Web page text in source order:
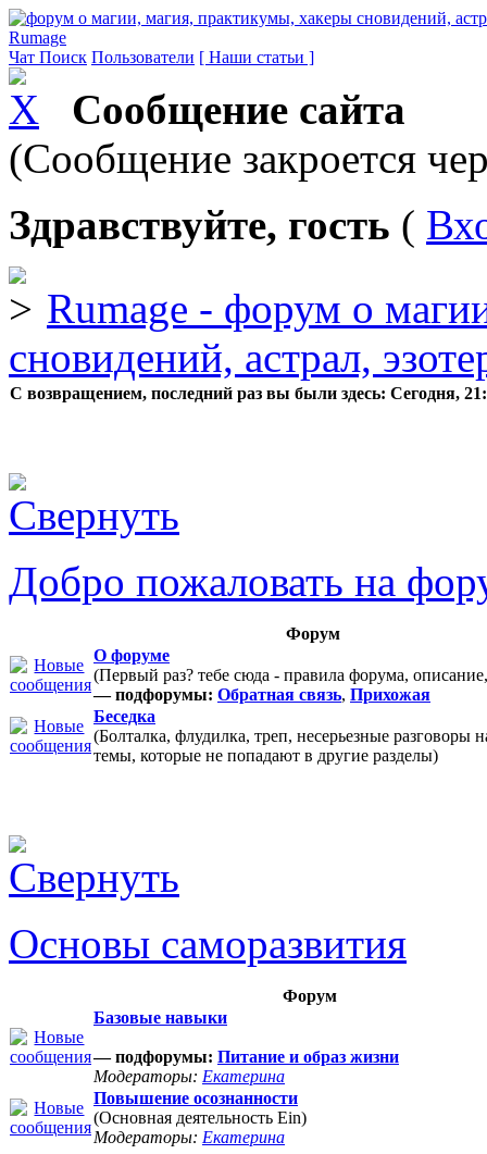
Rumage
Чат Поиск Пользователи [ Наши статьи ]
Сообщение сайта
(Сообщение закроется
Здравствуйте, гость (
Rumage - форум о
сновидений, астрал,
С возвращением, последний раз вы были здесь: Сегодня,
Добро пожаловать на
Форум
О форуме
(Первый раз? тебе сюда - правила форума,
— подфорумы: Обратная связь, Прихожая
Беседка
(Болталка, флудилка, треп, несерьезные разговоры
темы, которые не попадают в другие разделы)
Основы саморазвития
Форум
Базовые навыки
— подфорумы: Питание и образ жизни
Модераторы: Екатерина
Повышение осознанности
(Основная деятельность Ein)
Модераторы: Екатерина